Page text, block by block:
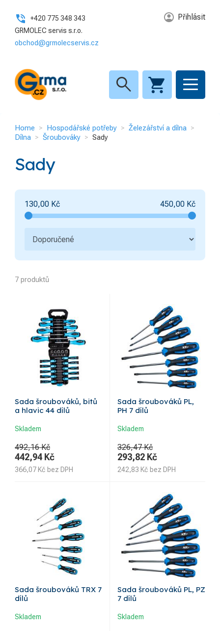
+420 775 348 343
GRMOLEC servis s.r.o.
obchod@grmolecservis.cz
Přihlásit
search
Home Hospodářské potřeby
Železářství a dílna
Dílna
Šroubováky Sady
Sady
130,00 Kč 450,00 Kč
7 produktů
Sada šroubováků, bitů
a hlavic 44 dílů
Skladem
492,16 Kč
442,94 Kč
366,07 Kč bez DPH
Sada šroubováků PL,
PH 7 dílů
Skladem
326,47 Kč
293,82 Kč
242,83 Kč bez DPH
Sada šroubováků TRX 7
dílů
Skladem
Sada šroubováků PL, PZ
7 dílů
Skladem